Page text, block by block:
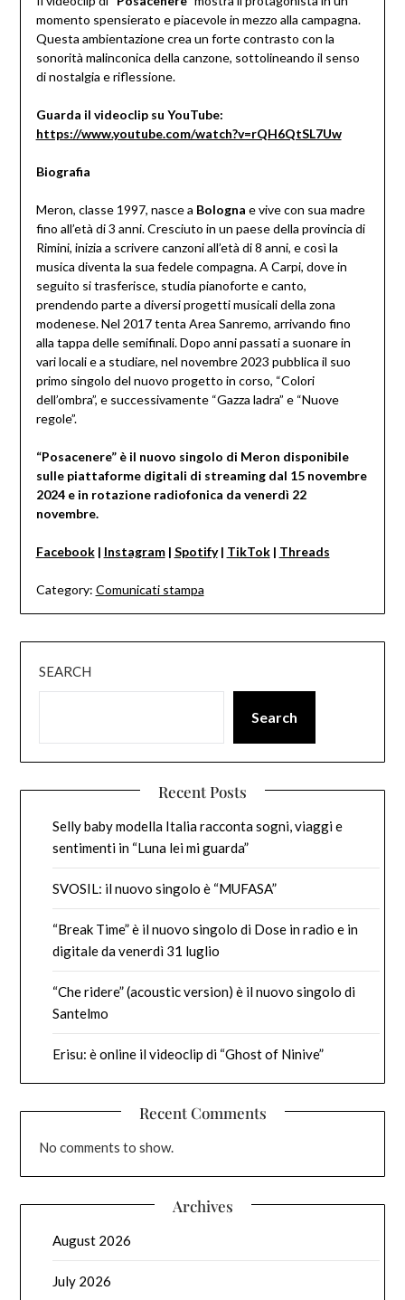
momento spensierato e piacevole in mezzo alla campagna.
Questa ambientazione crea un forte contrasto con la
sonorità malinconica della canzone, sottolineando il senso
di nostalgia e riflessione.
Guarda il videoclip su YouTube:
https://www.youtube.com/watch?v=rQH6QtSL7Uw
Biografia
Meron, classe 1997, nasce a Bologna e vive con sua madre
fino all’età di 3 anni. Cresciuto in un paese della provincia di
Rimini, inizia a scrivere canzoni all’età di 8 anni, e così la
musica diventa la sua fedele compagna. A Carpi, dove in
seguito si trasferisce, studia pianoforte e canto,
prendendo parte a diversi progetti musicali della zona
modenese. Nel 2017 tenta Area Sanremo, arrivando fino
alla tappa delle semifinali. Dopo anni passati a suonare in
vari locali e a studiare, nel novembre 2023 pubblica il suo
primo singolo del nuovo progetto in corso, “Colori
dell’ombra”, e successivamente “Gazza ladra” e “Nuove
regole”.
“Posacenere” è il nuovo singolo di Meron disponibile
sulle piattaforme digitali di streaming dal 15 novembre
2024 e in rotazione radiofonica da venerdì 22
novembre.
Facebook| Instagram| Spotify| TikTok| Threads
Category: Comunicati stampa
SEARCH
Search
Recent Posts
Selly baby modella Italia racconta sogni, viaggi e
sentimenti in “Luna lei mi guarda”
SVOSIL: il nuovo singolo è “MUFASA”
“Break Time” è il nuovo singolo di Dose in radio e in
digitale da venerdì 31 luglio
“Che ridere” (acoustic version) è il nuovo singolo di
Santelmo
Erisu: è online il videoclip di “Ghost of Ninive”
Recent Comments
No comments to show.
Archives
August 2026
July 2026